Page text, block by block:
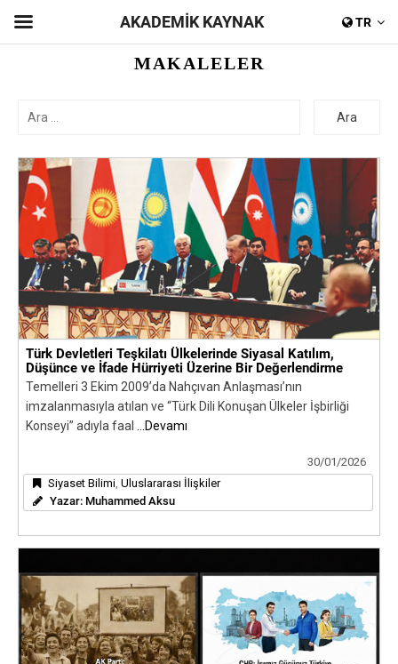
MAKALELER
Ara
Türk Devletleri Teşkilatı Ülkelerinde Siyasal Katılım,
Düşünce ve İfade Hürriyeti Üzerine Bir Değerlendirme
Temelleri 3 Ekim 2009’da Nahçıvan Anlaşması’nın
imzalanmasıyla atılan ve “Türk Dili Konuşan Ülkeler İşbirliği
Konseyi” adıyla faal
...Devamı
30/01/2026
Siyaset Bilimi, Uluslararası İlişkiler
Yazar: Muhammed Aksu
AKADEMİK KAYNAK TR